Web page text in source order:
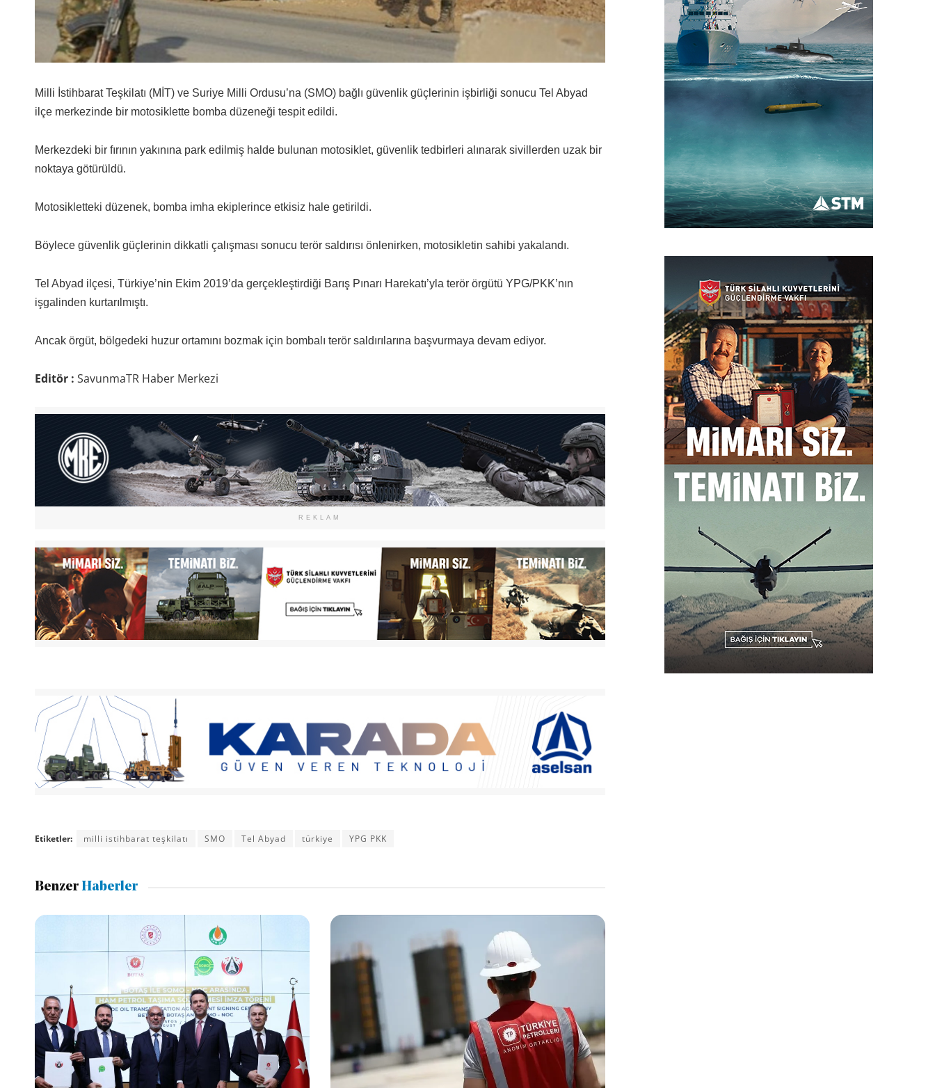
Milli İstihbarat Teşkilatı (MİT) ve Suriye Milli Ordusu’na (SMO) bağlı güvenlik güçlerinin işbirliği sonucu Tel Abyad
ilçe merkezinde bir motosiklette bomba düzeneği tespit edildi.
Merkezdeki bir fırının yakınına park edilmiş halde bulunan motosiklet, güvenlik tedbirleri alınarak sivillerden uzak bir
noktaya götürüldü.
Motosikletteki düzenek, bomba imha ekiplerince etkisiz hale getirildi.
Böylece güvenlik güçlerinin dikkatli çalışması sonucu terör saldırısı önlenirken, motosikletin sahibi yakalandı.
Tel Abyad ilçesi, Türkiye’nin Ekim 2019’da gerçekleştirdiği Barış Pınarı Harekatı’yla terör örgütü YPG/PKK’nın
işgalinden kurtarılmıştı.
Ancak örgüt, bölgedeki huzur ortamını bozmak için bombalı terör saldırılarına başvurmaya devam ediyor.
Editör : SavunmaTR Haber Merkezi
REKLAM
Etiketler: milli istihbarat teşkilatı SMO Tel Abyad türkiye YPG PKK
BenzerHaberler